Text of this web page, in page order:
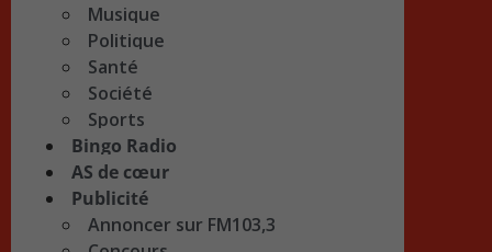
Musique
Politique
Santé
Société
Sports
Bingo Radio
AS de cœur
Publicité
Annoncer sur FM103,3